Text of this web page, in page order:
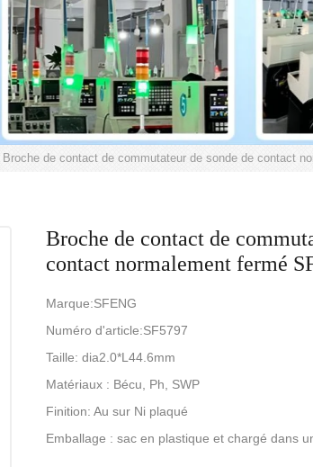
Broche de contact de commutateur de sonde de contact
Broche de contact de
contact normalement fermé
Marque:SFENG
Numéro d'article:SF5797
Taille: dia2.0*L44.6mm
Matériaux : Bécu, Ph, SWP
Finition: Au sur Ni plaqué
Emballage : sac en plastique et chargé dans